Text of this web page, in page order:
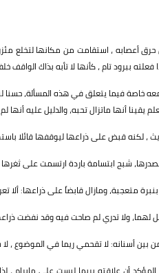
حرق أعصابه ، استقامت من مكانها لتخلع
ببرود تام ، كأنها لا تأبه بذاك
فيما يتعلق في هذه المسألة، حسنا
أنها ماتزال تحبه، والدليل عليه أنها لم
، لكنه قبض على ذراعها ليوقفها قائلا
شبح ابتسامة باردة ارتسمت على
متعجبة، ومازال قابضاً على ذراعها: ألا
ولا تدري لم صاحت فيه وقد نفضت
أسنانه: لا تقحمي ريما في الموضوع ،